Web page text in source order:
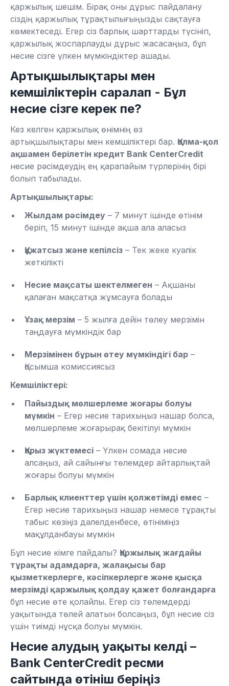
қаржылық шешім. Бірақ оны дұрыс пайдалану
сіздің қаржылық тұрақтылығыңызды сақтауға
көмектеседі. Егер сіз барлық шарттарды түсініп,
қаржылық жоспарлауды дұрыс жасасаңыз, бұл
несие сізге үлкен мүмкіндіктер ашады.
Артықшылықтары мен
кемшіліктерін саралап - Бұл
несие сізге керек пе?
Кез келген қаржылық өнімнің өз
артықшылықтары мен кемшіліктері бар. Қолма-қол
ақшамен берілетін кредит Bank CenterCredit
несие рәсімдеудің ең қарапайым түрлерінің бірі
болып табылады.
Артықшылықтары:
Жылдам рәсімдеу – 7 минут ішінде өтінім
беріп, 15 минут ішінде ақша ала аласыз
Құжатсыз және кепілсіз – Тек жеке куәлік
жеткілікті
Несие мақсаты шектелмеген – Ақшаны
қалаған мақсатқа жұмсауға болады
Ұзақ мерзім – 5 жылға дейін төлеу мерзімін
таңдауға мүмкіндік бар
Мерзімінен бұрын өтеу мүмкіндігі бар –
Қосымша комиссиясыз
Кемшіліктері:
Пайыздық мөлшерлеме жоғары болуы
мүмкін – Егер несие тарихыңыз нашар болса,
мөлшерлеме жоғарырақ бекітілуі мүмкін
Қарыз жүктемесі – Үлкен сомада несие
алсаңыз, ай сайынғы төлемдер айтарлықтай
жоғары болуы мүмкін
Барлық клиенттер үшін қолжетімді емес –
Егер несие тарихыңыз нашар немесе тұрақты
табыс көзіңіз дәлелденбесе, өтініміңіз
мақұлданбауы мүмкін
Бұл несие кімге пайдалы? Қаржылық жағдайы
тұрақты адамдарға, жалақысы бар
қызметкерлерге, кәсіпкерлерге және қысқа
мерзімді қаржылық қолдау қажет болғандарға
бұл несие өте қолайлы. Егер сіз төлемдерді
уақытында төлей алатын болсаңыз, бұл несие сіз
үшін тиімді нұсқа болуы мүмкін.
Несие алудың уақыты келді –
Bank CenterCredit ресми
сайтында өтініш беріңіз